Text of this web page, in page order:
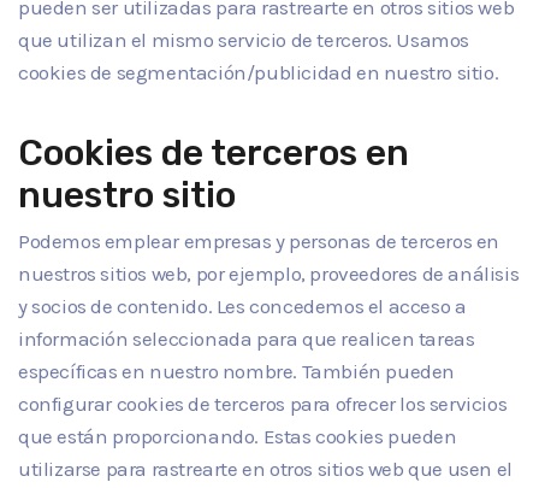
pueden ser utilizadas para rastrearte en otros sitios web
que utilizan el mismo servicio de terceros. Usamos
cookies de segmentación/publicidad en nuestro sitio.
Cookies de terceros en
nuestro sitio
Podemos emplear empresas y personas de terceros en
nuestros sitios web, por ejemplo, proveedores de análisis
y socios de contenido. Les concedemos el acceso a
información seleccionada para que realicen tareas
específicas en nuestro nombre. También pueden
configurar cookies de terceros para ofrecer los servicios
que están proporcionando. Estas cookies pueden
utilizarse para rastrearte en otros sitios web que usen el